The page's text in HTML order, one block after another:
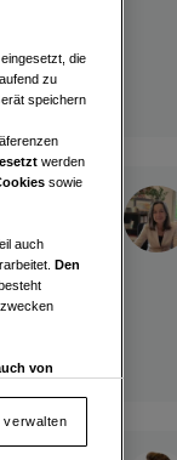
die
zu
speichern
werden
sowie
auch
Den
von
verwalten